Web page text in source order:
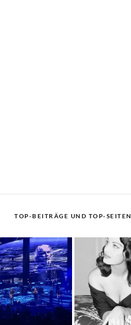
TOP-BEITRÄGE UND TOP-SEITEN